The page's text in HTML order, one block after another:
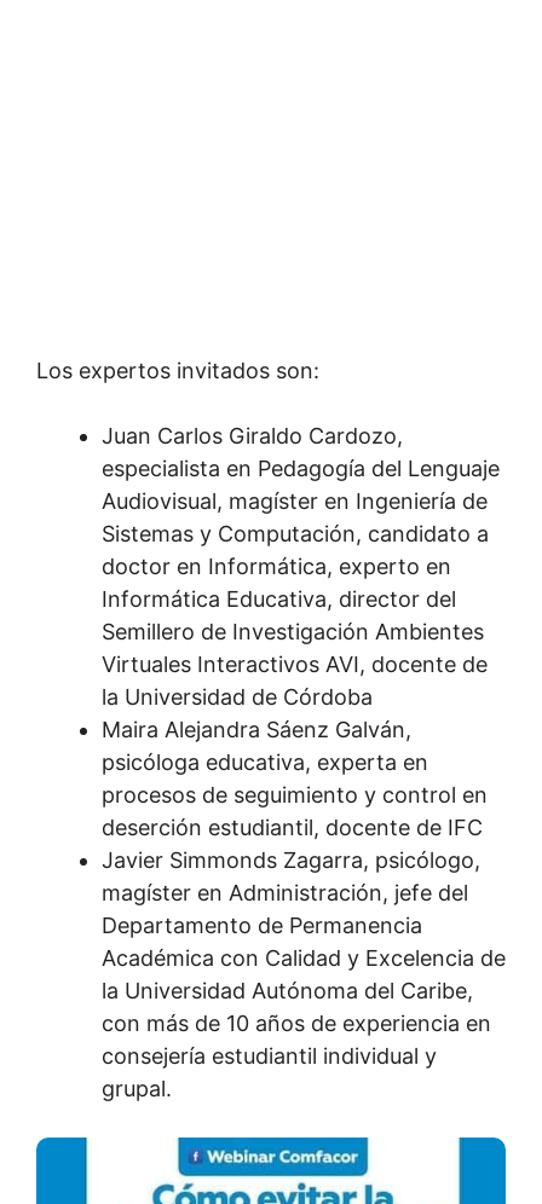
Los expertos invitados son:
Juan Carlos Giraldo Cardozo,
especialista en Pedagogía del Lenguaje
Audiovisual, magíster en Ingeniería de
Sistemas y Computación, candidato a
doctor en Informática, experto en
Informática Educativa, director del
Semillero de Investigación Ambientes
Virtuales Interactivos AVI, docente de
la Universidad de Córdoba
Maira Alejandra Sáenz Galván,
psicóloga educativa, experta en
procesos de seguimiento y control en
deserción estudiantil, docente de IFC
Javier Simmonds Zagarra, psicólogo,
magíster en Administración, jefe del
Departamento de Permanencia
Académica con Calidad y Excelencia de
la Universidad Autónoma del Caribe,
con más de 10 años de experiencia en
consejería estudiantil individual y
grupal.